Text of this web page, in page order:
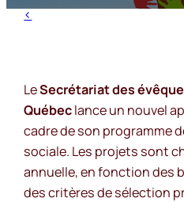
LeSecrétariat des
Québeclance un nouvel
cadre de son programme
sociale. Les projets sont
annuelle, en fonction des
des critères de sélection